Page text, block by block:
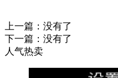
上一篇：没有了
下一篇：没有了
人气热卖